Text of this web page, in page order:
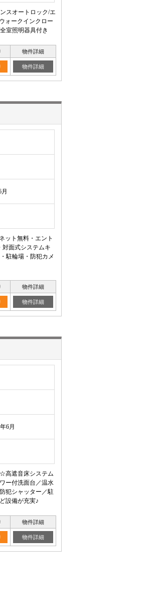
スオートロック/エ
ォークインクロー
室照明器具付き
物件詳細
物件詳細
ト無料・エント
対面式システムキ
駐輪場・防犯カメ
物件詳細
物件詳細
6月
高遮音床システム
ー付洗面台／温水
犯シャッター／駐
設備が充実♪
物件詳細
物件詳細